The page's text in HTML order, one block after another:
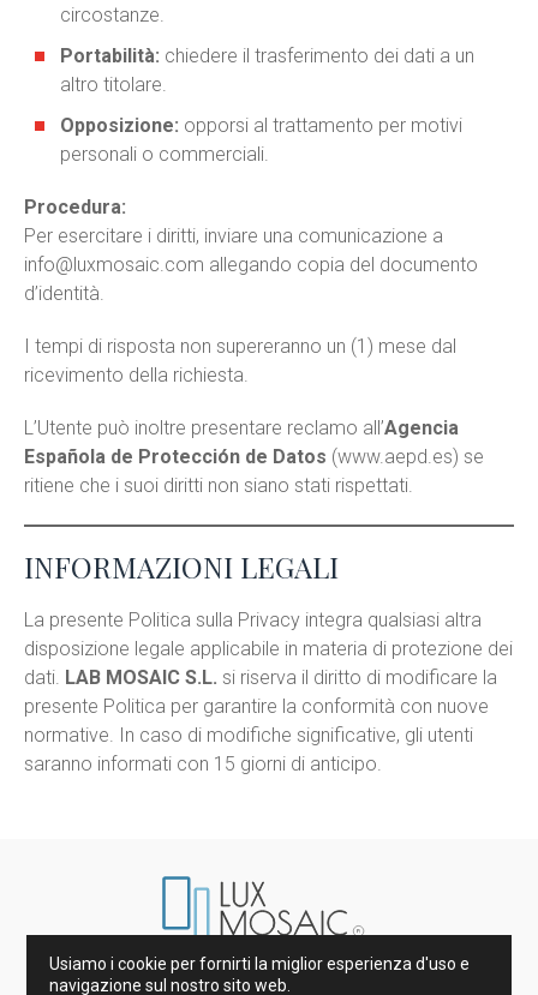
circostanze.
Portabilità: chiedere il trasferimento dei dati a un
altro titolare.
Opposizione: opporsi al trattamento per motivi
personali o commerciali.
Procedura:
Per esercitare i diritti, inviare una comunicazione a
info@luxmosaic.com allegando copia del documento
d’identità.
I tempi di risposta non supereranno un (1) mese dal
ricevimento della richiesta.
L’Utente può inoltre presentare reclamo all’Agencia
Española de Protección de Datos (www.aepd.es) se
ritiene che i suoi diritti non siano stati rispettati.
INFORMAZIONI LEGALI
La presente Politica sulla Privacy integra qualsiasi altra
disposizione legale applicabile in materia di protezione dei
dati. LAB MOSAIC S.L. si riserva il diritto di modificare la
presente Politica per garantire la conformità con nuove
normative. In caso di modifiche significative, gli utenti
saranno informati con 15 giorni di anticipo.
Marmi di Spagna e d’Italia
Usiamo i cookie per fornirti la miglior esperienza d'uso e
navigazione sul nostro sito web.